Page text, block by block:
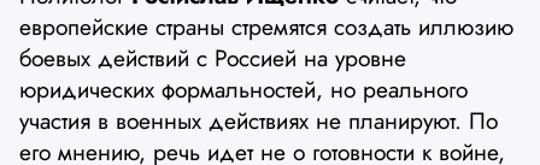
европейские страны стремятся создать иллюзию
боевых действий с Россией на уровне
юридических формальностей, но реального
участия в военных действиях не планируют. По
его мнению, речь идет не о готовности к войне,